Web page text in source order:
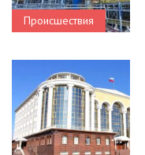
Происшествия